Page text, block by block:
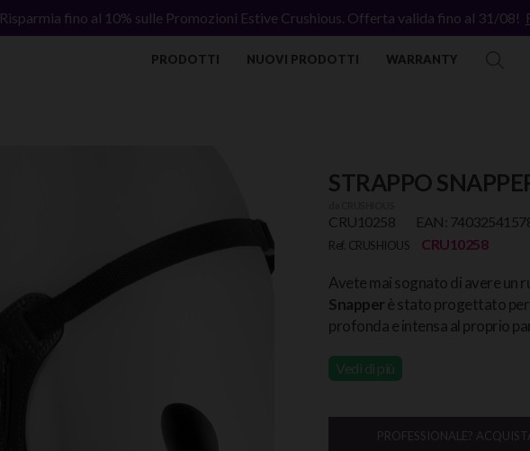
Risparmia fino al 10% sulle Promozioni Estive Crushious. Offerta valida fino al 31/08!
PRODOTTI NUOVI PRODOTTI WARRANTY
STRAPPO
CRU10258 EAN:
Ref. CRUSHIOUS CRU10258
Avete mai sognato di avere un
Snapperè stato progettato per
profonda e intensa al proprio
Vedi di più
PROFESSIONALE?